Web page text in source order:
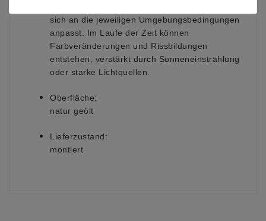
sich an die jeweiligen Umgebungsbedingungen
anpasst. Im Laufe der Zeit können
Farbveränderungen und Rissbildungen
entstehen, verstärkt durch Sonneneinstrahlung
oder starke Lichtquellen.
Oberfläche:
natur geölt
Lieferzustand:
montiert